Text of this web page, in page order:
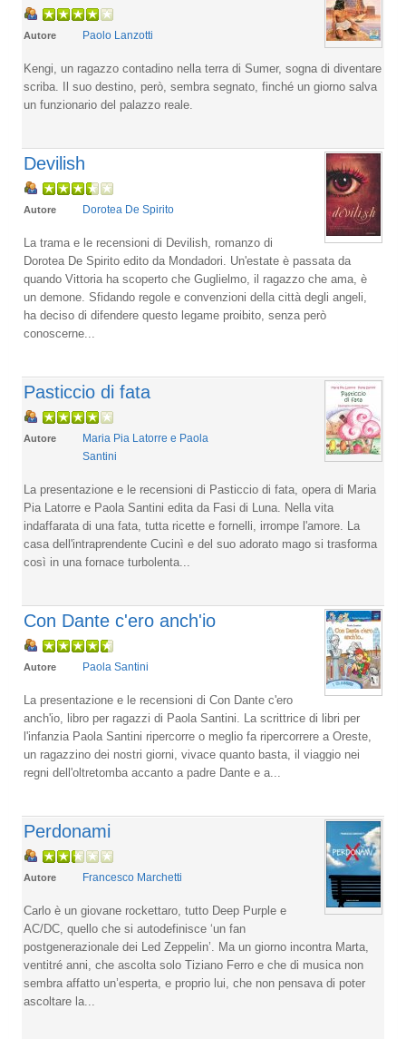
Autore Paolo Lanzotti
Kengi, un ragazzo contadino nella terra di Sumer, sogna di diventare
scriba. Il suo destino, però, sembra segnato, finché un giorno salva
un funzionario del palazzo reale.
Devilish
Autore Dorotea De Spirito
La trama e le recensioni di Devilish, romanzo di
Dorotea De Spirito edito da Mondadori. Un'estate è passata da
quando Vittoria ha scoperto che Guglielmo, il ragazzo che ama, è
un demone. Sfidando regole e convenzioni della città degli angeli,
ha deciso di difendere questo legame proibito, senza però
conoscerne...
Pasticcio di fata
Autore
Maria Pia Latorre e Paola
Santini
La presentazione e le recensioni di Pasticcio di fata, opera di Maria
Pia Latorre e Paola Santini edita da Fasi di Luna. Nella vita
indaffarata di una fata, tutta ricette e fornelli, irrompe l'amore. La
casa dell'intraprendente Cucinì e del suo adorato mago si trasforma
così in una fornace turbolenta...
Con Dante c'ero anch'io
Autore Paola Santini
La presentazione e le recensioni di Con Dante c'ero
anch'io, libro per ragazzi di Paola Santini. La scrittrice di libri per
l'infanzia Paola Santini ripercorre o meglio fa ripercorrere a Oreste,
un ragazzino dei nostri giorni, vivace quanto basta, il viaggio nei
regni dell'oltretomba accanto a padre Dante e a...
Perdonami
Autore Francesco Marchetti
Carlo è un giovane rockettaro, tutto Deep Purple e
AC/DC, quello che si autodefinisce ‘un fan
postgenerazionale dei Led Zeppelin’. Ma un giorno incontra Marta,
ventitré anni, che ascolta solo Tiziano Ferro e che di musica non
sembra affatto un’esperta, e proprio lui, che non pensava di poter
ascoltare la...